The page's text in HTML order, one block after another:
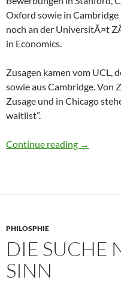
Oxford sowie in
noch an der UniversitÃ¤t
in Economics.
Zusagen kamen vom UCL,
sowie aus Cambridge. Von
Zusage und in Chicago
waitlist”.
Continue reading PhD
→
PHILOSPHIE
DIE SUCHE
SINN